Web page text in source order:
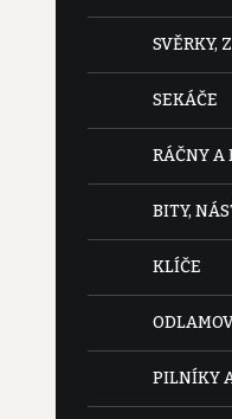
SVĚRKY,
SEKÁČE
RÁČNY A
BITY,
KLÍČE
PILNÍKY